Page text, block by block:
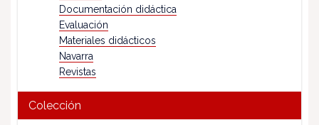
Documentación didáctica
Evaluación
Materiales didácticos
Navarra
Revistas
Colección